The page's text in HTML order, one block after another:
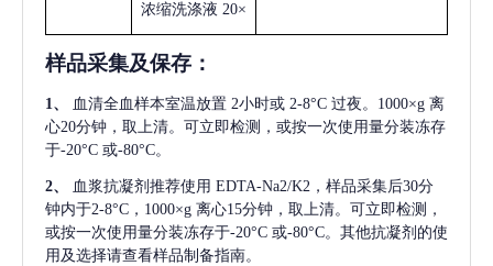
浓缩洗涤液 20×
样品采集及保存 ：
1、 血清全血样本室温放置 2小时或 2-8°C 过夜。1000×g 离
心20分钟，取上清。可立即检测，或按一次使用量分装冻存
于-20°C 或-80°C。
2、 血浆抗凝剂推荐使用 EDTA-Na2/K2，样品采集后30分
钟内于2-8°C，1000×g 离心15分钟，取上清。可立即检测，
或按一次使用量分装冻存于-20°C 或-80°C。其他抗凝剂的使
用及选择请查看样品制备指南。